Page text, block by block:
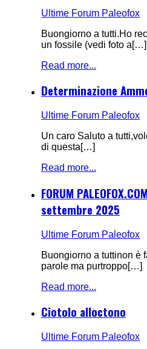
Ultime Forum Paleofox
Buongiorno a tutti.Ho
un fossile (vedi foto a[…]
Read more...
Determinazione
Ultime Forum Paleofox
Un caro Saluto a
di questa[…]
Read more...
FORUM
settembre 2025
Ultime Forum Paleofox
Buongiorno a tuttinon è
parole ma purtroppo[…]
Read more...
Ciotolo alloctono
Ultime Forum Paleofox